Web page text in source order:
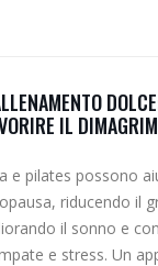
IL
e pilates possono
riducendo il
il sonno e
e stress. Un